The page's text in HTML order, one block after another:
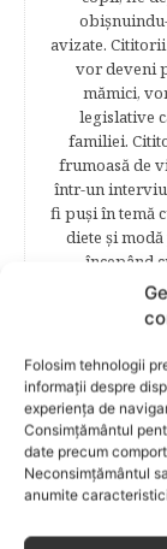
Folosim tehnologii
informații despre
experiența de
Consimțământul
date precum
Neconsimțământul
anumite
avizate.
vor deveni
mămici,
legislative
familiei.
frumoasă de
într-un
fi puşi în temă
diete şi
începând
cunoscute
pentru a te
de părinte.
destinat celor
informaţii
sarcină,
analize
naştere. Tot
naşterii şi
ANIŞOR –